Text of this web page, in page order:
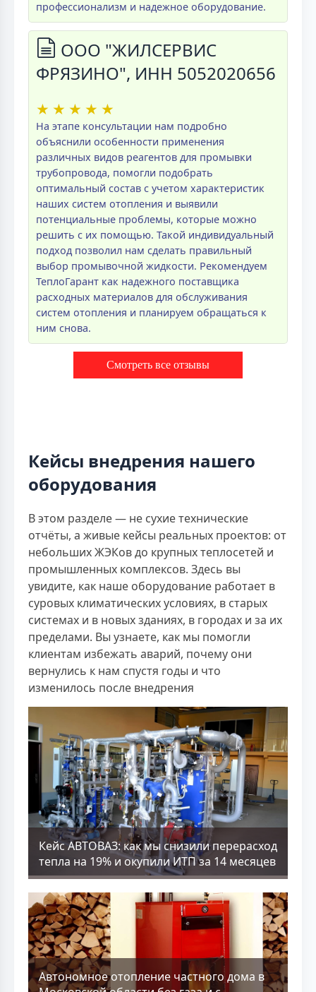
профессионализм и надежное оборудование.
ООО "ЖИЛСЕРВИС
ФРЯЗИНО", ИНН 5052020656
★ ★ ★ ★ ★
На этапе консультации нам подробно
объяснили особенности применения
различных видов реагентов для промывки
трубопровода, помогли подобрать
оптимальный состав с учетом характеристик
наших систем отопления и выявили
потенциальные проблемы, которые можно
решить с их помощью. Такой индивидуальный
подход позволил нам сделать правильный
выбор промывочной жидкости. Рекомендуем
ТеплоГарант как надежного поставщика
расходных материалов для обслуживания
систем отопления и планируем обращаться к
ним снова.
Смотреть все отзывы
Кейсы внедрения нашего
оборудования
В этом разделе — не сухие технические
отчёты, а живые кейсы реальных проектов: от
небольших ЖЭКов до крупных теплосетей и
промышленных комплексов. Здесь вы
увидите, как наше оборудование работает в
суровых климатических условиях, в старых
системах и в новых зданиях, в городах и за их
пределами. Вы узнаете, как мы помогли
клиентам избежать аварий, почему они
вернулись к нам спустя годы и что
изменилось после внедрения
Кейс АВТОВАЗ: как мы снизили перерасход
тепла на 19% и окупили ИТП за 14 месяцев
Aвтономное отопление частного дома в